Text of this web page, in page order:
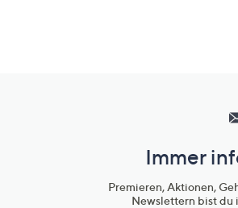
Immer
Premieren, Aktionen,
Newslettern bist du